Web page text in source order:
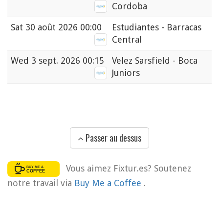
Cordoba
Sat 30 août 2026 00:00
Estudiantes - Barracas
Central
Wed 3 sept. 2026 00:15
Velez Sarsfield - Boca
Juniors
Passer au dessus
Vous aimez Fixtur.es? Soutenez
notre travail via Buy Me a Coffee .